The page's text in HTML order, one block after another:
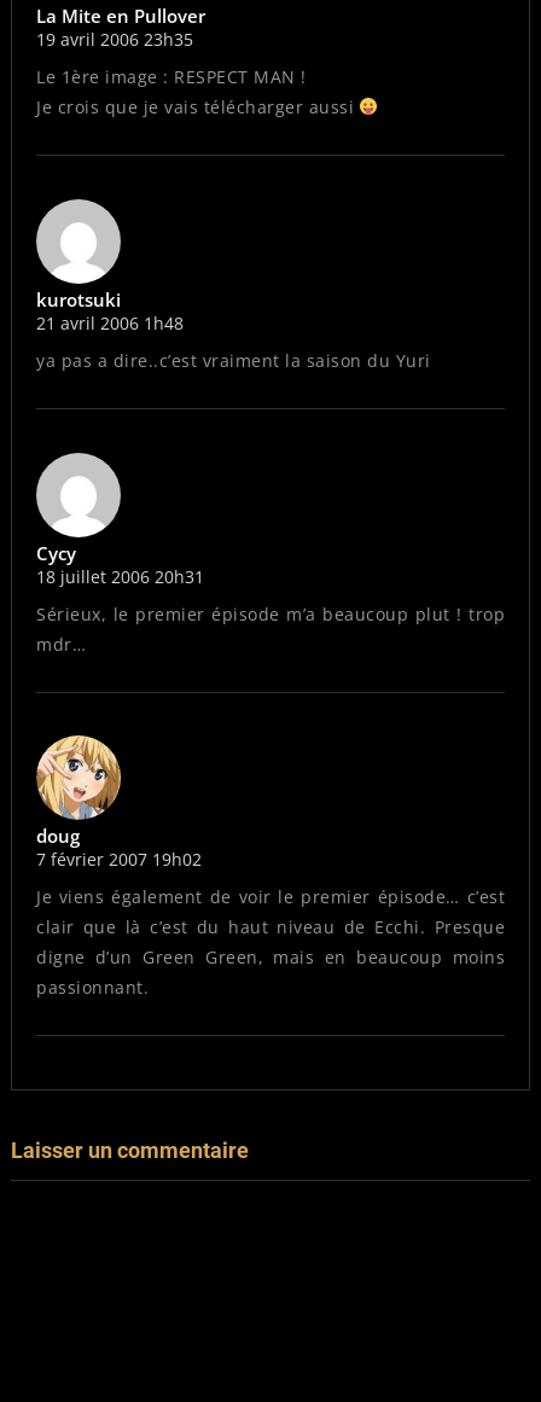
La Mite en Pullover
19 avril 2006 23h35
Le 1ère image : RESPECT MAN !
Je crois que je vais télécharger aussi
kurotsuki
21 avril 2006 1h48
ya pas a dire..c’est vraiment la saison du Yuri
Cycy
18 juillet 2006 20h31
Sérieux, le premier épisode m’a beaucoup plut ! trop
mdr…
doug
7 février 2007 19h02
Je viens également de voir le premier épisode… c’est
clair que là c’est du haut niveau de Ecchi. Presque
digne d’un Green Green, mais en beaucoup moins
passionnant.
Laisser un commentaire